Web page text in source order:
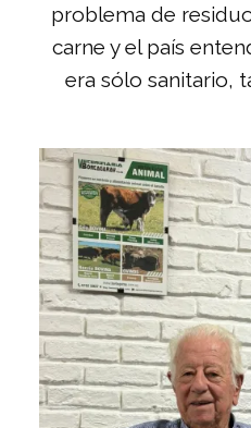
problema de
carne y el país
era sólo sanitario,